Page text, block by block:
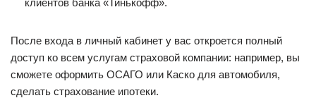
После входа в личный кабинет у вас откроется полный
доступ ко всем услугам страховой компании: например, вы
сможете оформить ОСАГО или Каско для автомобиля,
сделать страхование ипотеки.